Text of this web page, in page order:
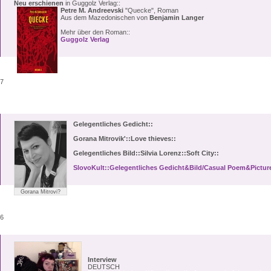
Neu erschienen in Guggolz Verlag::
Petre M. Andreevski"Quecke", Roman
Aus dem Mazedonischen vonBenjamin Langer
Mehr über den Roman::
Guggolz Verlag
Gelegentliches Gedicht::
Gorana Mitrovi?
Gorana Mitrovik'::Love thieves::
Gelegentliches Bild::Silvia Lorenz::Soft City::
SlovoKult::Gelegentliches Gedicht&Bild/Casual
Interview
DEUTSCH